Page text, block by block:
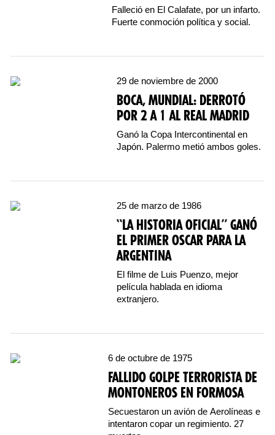
Falleció en El Calafate, por un infarto.
Fuerte conmoción política y social.
29 de noviembre de 2000
BOCA, MUNDIAL: DERROTÓ
POR 2 A 1 AL REAL MADRID
Ganó la Copa Intercontinental en
Japón. Palermo metió ambos goles.
25 de marzo de 1986
“LA HISTORIA OFICIAL” GANÓ
EL PRIMER OSCAR PARA LA
ARGENTINA
El filme de Luis Puenzo, mejor
película hablada en idioma
extranjero.
6 de octubre de 1975
FALLIDO GOLPE TERRORISTA DE
MONTONEROS EN FORMOSA
Secuestaron un avión de Aerolíneas e
intentaron copar un regimiento. 27